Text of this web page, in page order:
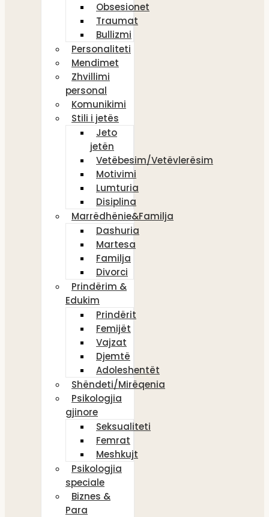
Obsesionet
Traumat
Bullizmi
Personaliteti
Mendimet
Zhvillimi
personal
Komunikimi
Stili i jetës
Jeto
jetën
Vetëbesim/Vetëvlerësim
Motivimi
Lumturia
Disiplina
Marrëdhënie&Familja
Dashuria
Martesa
Familja
Divorci
Prindërim &
Edukim
Prindërit
Femijët
Vajzat
Djemtë
Adoleshentët
Shëndeti/Mirëqenia
Psikologjia
gjinore
Seksualiteti
Femrat
Meshkujt
Psikologjia
speciale
Biznes &
Para